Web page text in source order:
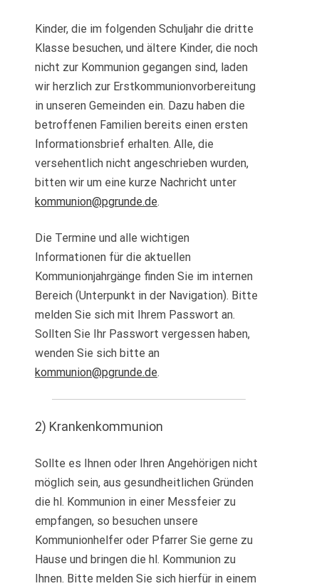
Kinder, die im folgenden Schuljahr die dritte
Klasse besuchen, und ältere Kinder, die noch
nicht zur Kommunion gegangen sind, laden
wir herzlich zur Erstkommunionvorbereitung
in unseren Gemeinden ein. Dazu haben die
betroffenen Familien bereits einen ersten
Informationsbrief erhalten. Alle, die
versehentlich nicht angeschrieben wurden,
bitten wir um eine kurze Nachricht unter
kommunion@pgrunde.de.
Die Termine und alle wichtigen
Informationen für die aktuellen
Kommunionjahrgänge finden Sie im internen
Bereich (Unterpunkt in der Navigation). Bitte
melden Sie sich mit Ihrem Passwort an.
Sollten Sie Ihr Passwort vergessen haben,
wenden Sie sich bitte an
kommunion@pgrunde.de.
2) Krankenkommunion
Sollte es Ihnen oder Ihren Angehörigen nicht
möglich sein, aus gesundheitlichen Gründen
die hl. Kommunion in einer Messfeier zu
empfangen, so besuchen unsere
Kommunionhelfer oder Pfarrer Sie gerne zu
Hause und bringen die hl. Kommunion zu
Ihnen. Bitte melden Sie sich hierfür in einem